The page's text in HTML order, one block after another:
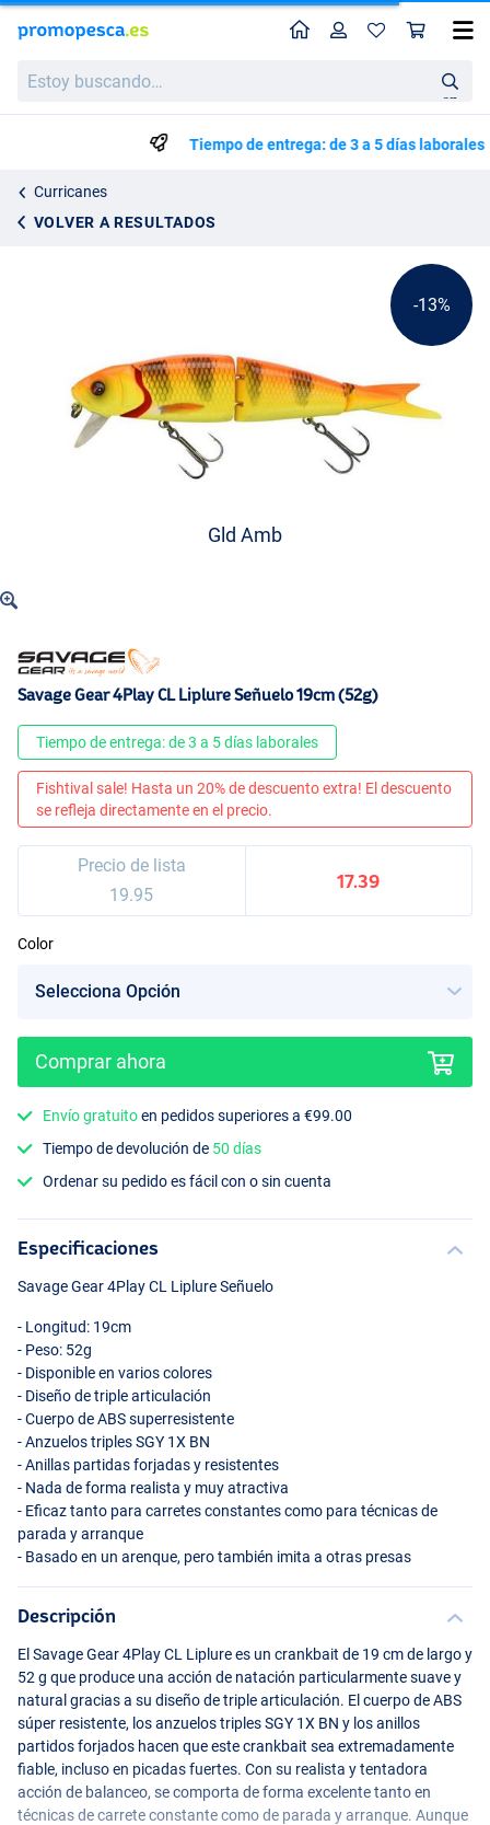
buscando…
en
Perfil
Tiempo de entrega: de 3 a 5 días laborales
Curricanes
VOLVER A RESULTADOS
Savage Gear 4Play CL Liplure Señuelo 19cm (52g)
19.95
Gld Amb
Lemonhead
Roach
-13%
Savage Gear 4Play CL Liplure Señuelo 19cm (52g)
Tiempo de entrega: de 3 a 5 días laborales
Fishtival sale! Hasta un 20% de descuento extra! El descuento
se refleja directamente en el precio.
Precio de lista
19.95
17.39
Color
Comprar ahora
Envío gratuitoen pedidos superiores a €99.00
Tiempo de devolución de 50 días
Ordenar su pedido es fácil con o sin cuenta
Especificaciones
Savage Gear 4Play CL Liplure Señuelo
- Longitud: 19cm
- Peso: 52g
- Disponible en varios colores
- Diseño de triple articulación
- Cuerpo deABSsuperresistente
- Anzuelos triplesSGY 1X BN
- Anillas partidas forjadas y resistentes
- Nada de forma realista y muy atractiva
- Eficaz tanto para carretes constantes como para técnicas de
parada y arranque
- Basado en un arenque, pero también imita a otras presas
Descripción
El Savage Gear 4Play CL Liplure es un crankbait de 19 cm de largo y
52 g que produce una acción de natación particularmente suave y
natural gracias a su diseño de triple articulación. El cuerpo deABS
súper resistente, los anzuelos triplesSGY 1X BN y los anillos
partidos forjados hacen que este crankbait sea extremadamente
fiable, incluso en picadas fuertes. Con su realista y tentadora
acción de balanceo, se comporta de forma excelente tanto en
técnicas de carrete constante como de parada y arranque. Aunque